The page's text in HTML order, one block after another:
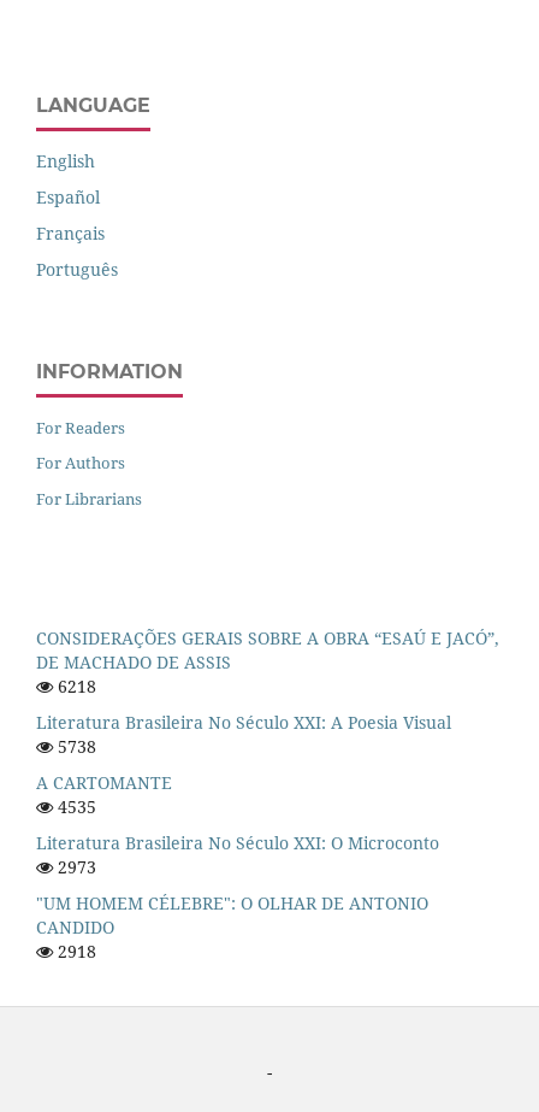
LANGUAGE
English
Español
Français
Português
INFORMATION
For Readers
For Authors
For Librarians
CONSIDERAÇÕES GERAIS SOBRE A OBRA “ESAÚ E JACÓ”,
DE MACHADO DE ASSIS
6218
Literatura Brasileira No Século XXI: A Poesia Visual
5738
A CARTOMANTE
4535
Literatura Brasileira No Século XXI: O Microconto
2973
"UM HOMEM CÉLEBRE": O OLHAR DE ANTONIO
CANDIDO
2918
-